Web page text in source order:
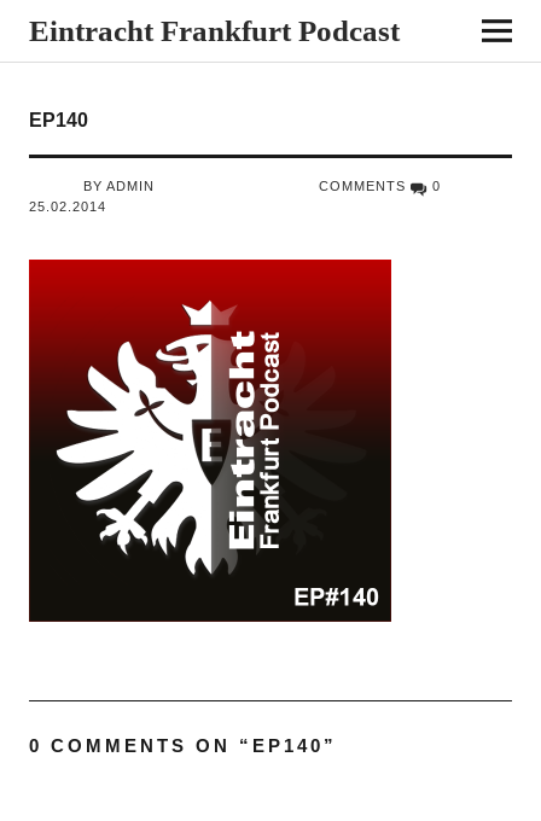
Eintracht Frankfurt Podcast
EP140
BY ADMIN
25.02.2014
COMMENTS 0
0 COMMENTS ON “ EP140 ”